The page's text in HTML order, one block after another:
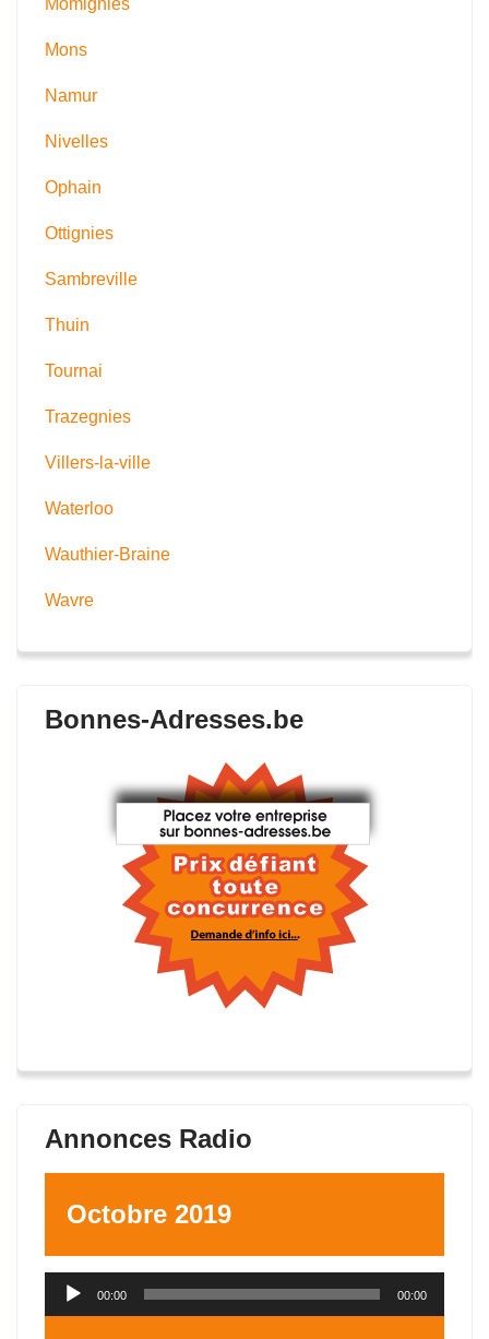
Mons
Namur
Nivelles
Ophain
Ottignies
Sambreville
Thuin
Tournai
Trazegnies
Villers-la-ville
Waterloo
Wauthier-Braine
Wavre
Bonnes-Adresses.be
Annonces Radio
Octobre 2019
Lecteur
00:00 00:00